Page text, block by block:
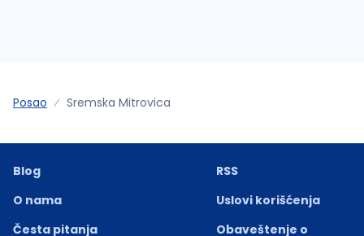
Posao Sremska Mitrovica
Blog
O nama
Česta pitanja
RSS
Uslovi korišćenja
Obaveštenje o